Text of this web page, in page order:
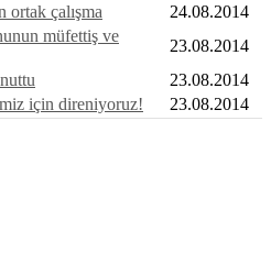
ortak çalışma
24.08.2014
müfettiş ve
23.08.2014
23.08.2014
için direniyoruz! 23.08.2014